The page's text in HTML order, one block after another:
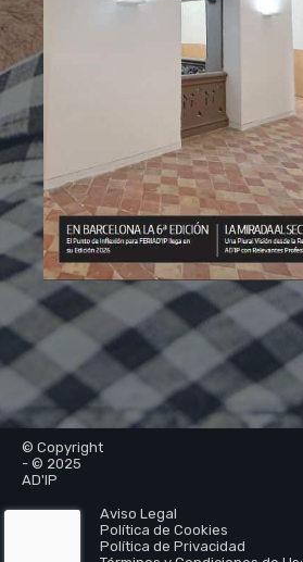
© Copyright
- © 2025
AD'IP
Aviso Legal
Política de Cookies
Política de Privacidad